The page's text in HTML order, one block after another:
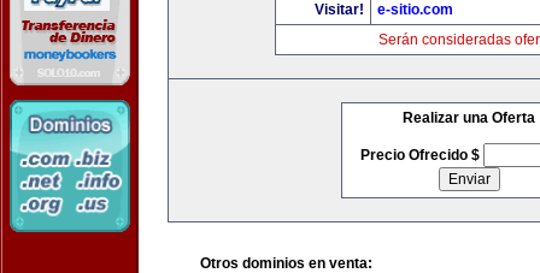
Visitar!
e-sitio.com
Serán consideradas
Realizar una Oferta
Precio Ofrecido $
Otros dominios en venta: